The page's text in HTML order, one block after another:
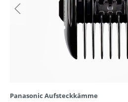
Panasonic Aufsteckkämme